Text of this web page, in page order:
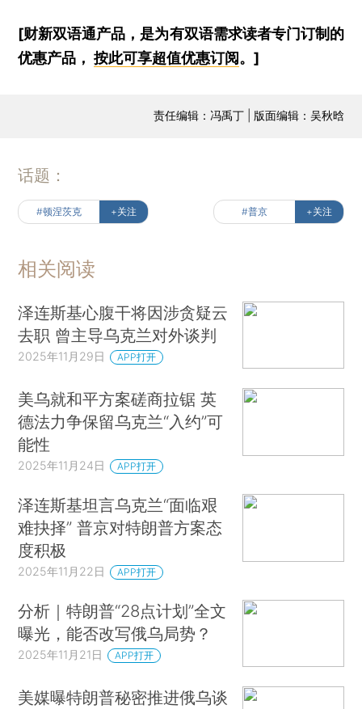
[财新双语通产品，是为有双语需求读者专门订制的
优惠产品，按此可享超值优惠订阅 。]
责任编辑：冯禹丁 | 版面编辑：吴秋晗
话题：
#顿涅茨克 +关注 #普京 +关注
相关阅读
泽连斯基心腹干将因涉贪疑云
去职 曾主导乌克兰对外谈判
2025年11月29日 APP打开
美乌就和平方案磋商拉锯 英
德法力争保留乌克兰“入约”可
能性
2025年11月24日 APP打开
泽连斯基坦言乌克兰“面临艰
难抉择” 普京对特朗普方案态
度积极
2025年11月22日 APP打开
分析｜特朗普“28点计划”全文
曝光，能否改写俄乌局势？
2025年11月21日 APP打开
美媒曝特朗普秘密推进俄乌谈